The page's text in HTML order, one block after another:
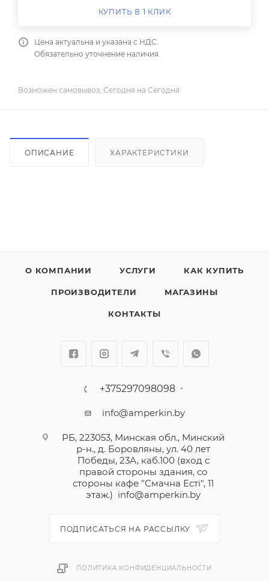
КУПИТЬ В 1 КЛИК
Цена актуальна и указана с НДС.
Обязательно уточнение наличия.
Возможен самовывоз, Сегодня на Сегодня.
ОПИСАНИЕ ХАРАКТЕРИСТИКИ
О КОМПАНИИ УСЛУГИ КАК КУПИТЬ
ПРОИЗВОДИТЕЛИ МАГАЗИНЫ
КОНТАКТЫ
+375297098098
info@amperkin.by
РБ, 223053, Минская обл., Минский
р-н., д. Боровляны, ул. 40 лет
Победы, 23А, каб.100 (вход с
правой стороны здания, со
стороны кафе "Смачна Естi", 11
этаж.) info@amperkin.by
ПОДПИСАТЬСЯ НА РАССЫЛКУ
ПОЛИТИКА КОНФИДЕНЦИАЛЬНОСТИ